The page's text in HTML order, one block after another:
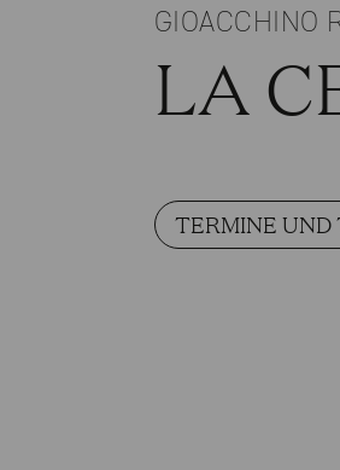
GIOACCHINO
LA
TERMINE UND